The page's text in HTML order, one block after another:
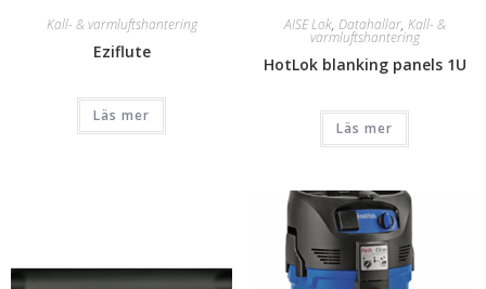
Kall- & varmluftshantering
Eziflute
Läs mer
AISE Lok, Datahallar, Kall- &
varmluftshantering
HotLok blanking panels 1U
Läs mer